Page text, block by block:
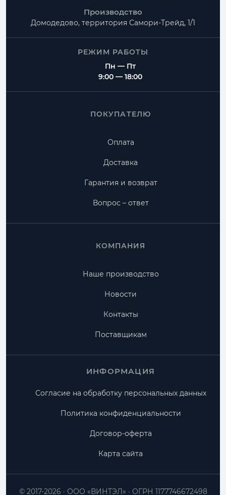
Производство
Домодедово, территория Самори-Трейд, 1/1
РЕЖИМ РАБОТЫ
Пн — Пт
9:00 — 18:00
ПОКУПАТЕЛЮ
Оплата
Доставка
Гарантия и возврат
Вопрос – ответ
КОМПАНИЯ
Наше производство
Новости
Контакты
Поставщикам
ИНФОРМАЦИЯ
Согласие на обработку персональных данных
Политика конфиденциальности
Договор-оферта
Карта сайта
ООО «ВИНТЭЛ» ОГРН 1177746672498
© 2017-2026